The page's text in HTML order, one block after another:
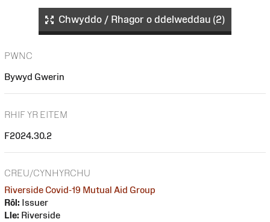
Chwyddo / Rhagor o ddelweddau (2)
PWNC
Bywyd Gwerin
RHIF YR EITEM
F2024.30.2
CREU/CYNHYRCHU
Riverside Covid-19 Mutual Aid Group
Rôl: Issuer
Lle: Riverside